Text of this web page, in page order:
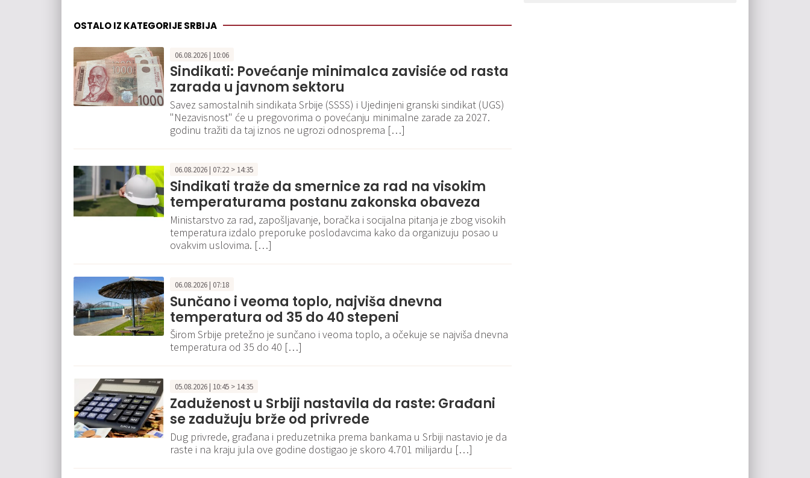
OSTALO IZ KATEGORIJE SRBIJA
06.08.2026 | 10:06
Sindikati: Povećanje minimalca zavisiće od rasta
zarada u javnom sektoru
Savez samostalnih sindikata Srbije (SSSS) i Ujedinjeni granski sindikat (UGS)
"Nezavisnost" će u pregovorima o povećanju minimalne zarade za 2027.
godinu tražiti da taj iznos ne ugrozi odnosprema […]
06.08.2026 | 07:22 > 14:35
Sindikati traže da smernice za rad na visokim
temperaturama postanu zakonska obaveza
Ministarstvo za rad, zapošljavanje, boračka i socijalna pitanja je zbog visokih
temperatura izdalo preporuke poslodavcima kako da organizuju posao u
ovakvim uslovima. […]
06.08.2026 | 07:18
Sunčano i veoma toplo, najviša dnevna
temperatura od 35 do 40 stepeni
Širom Srbije pretežno je sunčano i veoma toplo, a očekuje se najviša dnevna
temperatura od 35 do 40 […]
05.08.2026 | 10:45 > 14:35
Zaduženost u Srbiji nastavila da raste: Građani
se zadužuju brže od privrede
Dug privrede, građana i preduzetnika prema bankama u Srbiji nastavio je da
raste i na kraju jula ove godine dostigao je skoro 4.701 milijardu […]